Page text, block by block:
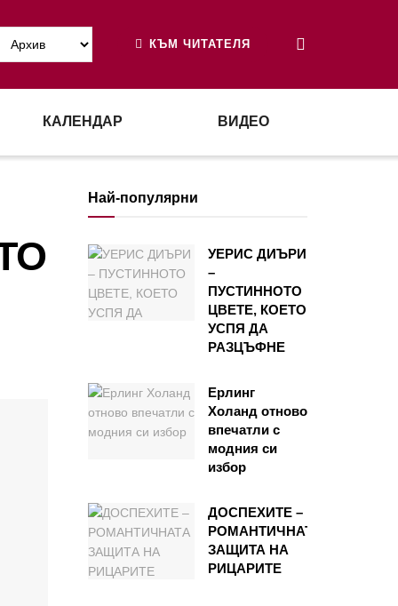
КЪМ ЧИТАТЕЛЯ
КАЛЕНДАР ВИДЕО
Най-популярни
УЕРИС ДИЪРИ
–
ПУСТИННОТО
ЦВЕТЕ, КОЕТО
УСПЯ ДА
РАЗЦЪФНЕ
Ерлинг
Холанд отново
впечатли с
модния си
избор
ДОСПЕХИТЕ –
РОМАНТИЧНАТА
ЗАЩИТА НА
РИЦАРИТЕ